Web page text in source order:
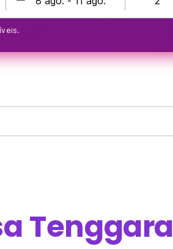
Tenggara